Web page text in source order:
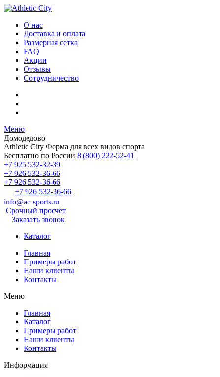
О нас
Доставка и оплата
Размерная сетка
FAQ
Акции
Отзывы
Сотрудничество
Меню
Домодедово
Athletic City Форма для всех видов спорта
Бесплатно по России 8 (800) 222-52-41
+7 925 532-32-39
+7 926 532-36-66
+7 926 532-36-66
+7 926 532-36-66
info@ac-sports.ru
Срочный просчет
Заказать звонок
Каталог
Главная
Примеры работ
Наши клиенты
Контакты
Меню
Главная
Каталог
Примеры работ
Наши клиенты
Контакты
Информация